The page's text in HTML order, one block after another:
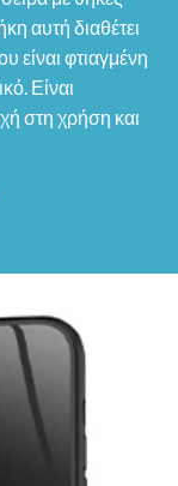
αυτή διαθέτει
φτιαγμένη
Είναι
στη χρήση και